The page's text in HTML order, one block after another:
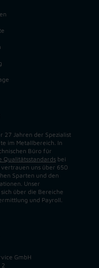
27 Jahren der Spezialist
im Metallbereich. In
Büro für
Qualitätsstandards bei
uns über 650
Sparten und den
Unser
über die Bereiche
und Payroll.
GmbH
2